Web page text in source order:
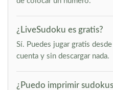
¿LiveSudoku es gratis?
Sí. Puedes jugar gratis
cuenta y sin descargar nada.
¿Puedo imprimir